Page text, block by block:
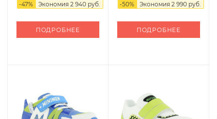
-47% Экономия 2 940 руб.
ПОДРОБНЕЕ
-50% Экономия 2 990 руб.
ПОДРОБНЕЕ